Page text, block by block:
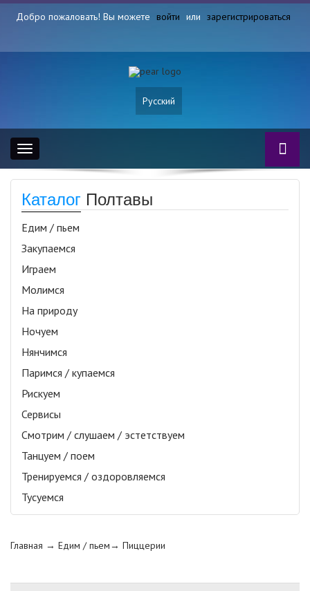
Добро пожаловать! Вы можете войти или зарегистрироваться
Русский
Toggle
navigation
Каталог Полтавы
Едим / пьем
Закупаемся
Играем
Молимся
На природу
Ночуем
Нянчимся
Паримся / купаемся
Рискуем
Сервисы
Смотрим / слушаем / эстетствуем
Танцуем / поем
Тренируемся / оздоровляемся
Тусуемся
Главная → Едим / пьем→ Пиццерии